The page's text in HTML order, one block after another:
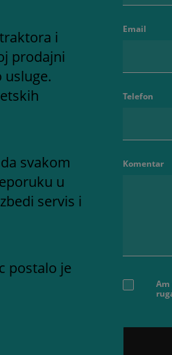
i
prodajni
usluge.
svakom
u
servis i
postalo je
Email
Telefon
Komentar
Am